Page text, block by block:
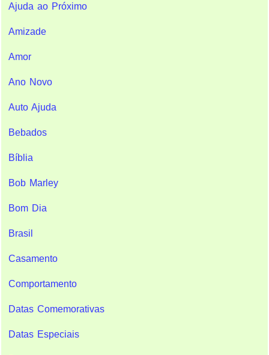
Ajuda ao Próximo
Amizade
Amor
Ano Novo
Auto Ajuda
Bebados
Bíblia
Bob Marley
Bom Dia
Brasil
Casamento
Comportamento
Datas Comemorativas
Datas Especiais